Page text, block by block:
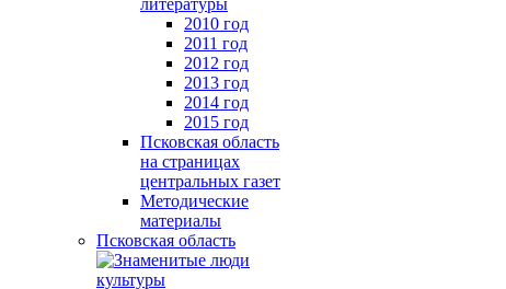
литературы
2010 год
2011 год
2012 год
2013 год
2014 год
2015 год
Псковская область
на страницах
центральных газет
Методические
материалы
Псковская область